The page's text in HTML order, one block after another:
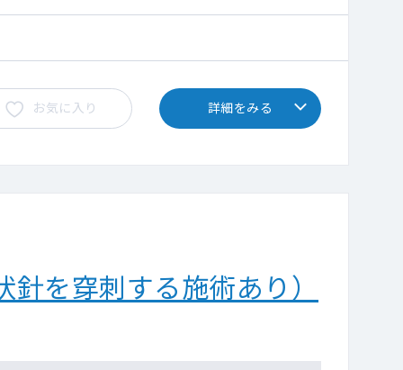
お気に入り 詳細をみる
を穿刺する施術あり）